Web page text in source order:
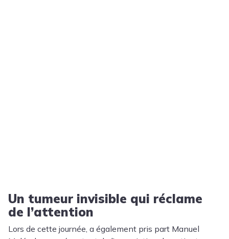
Un tumeur invisible qui réclame
de l’attention
Lors de cette journée, a également pris part Manuel